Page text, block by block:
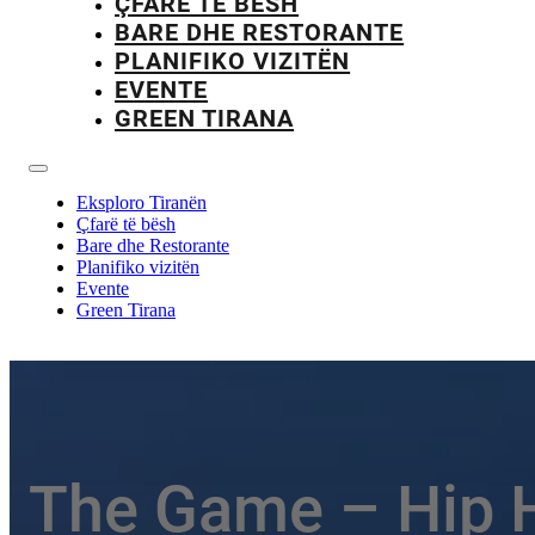
BARE DHE RESTORANTE
PLANIFIKO VIZITËN
EVENTE
GREEN TIRANA
Eksploro Tiranën
Çfarë të bësh
Bare dhe Restorante
Planifiko vizitën
Evente
Green Tirana
The Game – Hip